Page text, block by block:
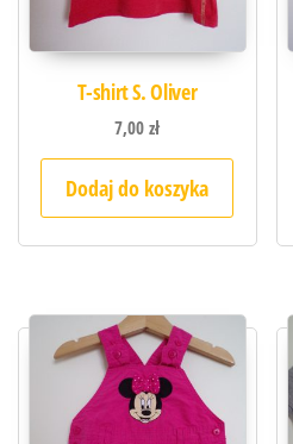
T-shirt S. Oliver
7,00zł
Dodaj do koszyka